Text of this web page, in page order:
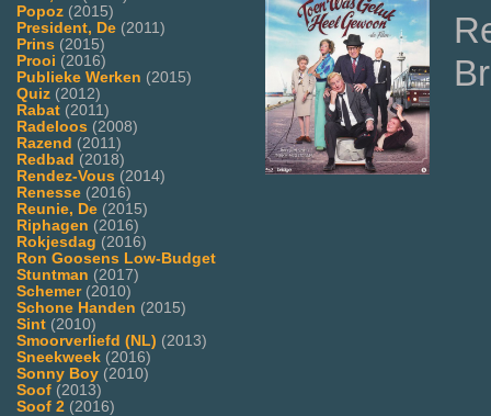
Popoz (2015)
President, De (2011)
Prins (2015)
Prooi (2016)
Publieke Werken (2015)
Quiz (2012)
Rabat (2011)
Radeloos (2008)
Razend (2011)
Redbad (2018)
Rendez-Vous (2014)
Renesse (2016)
Reunie, De (2015)
Riphagen (2016)
Rokjesdag (2016)
Ron Goosens Low-Budget
Stuntman (2017)
Schemer(2010)
Schone Handen (2015)
Sint (2010)
Smoorverliefd (NL) (2013)
Sneekweek (2016)
Sonny Boy (2010)
Soof (2013)
Soof 2 (2016)